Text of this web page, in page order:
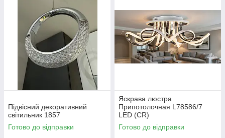
Підвісний декоративний
світильник 1857
Готово до відправки
Яскрава люстра
Припотолочная L78586/7
LED (CR)
Готово до відправки